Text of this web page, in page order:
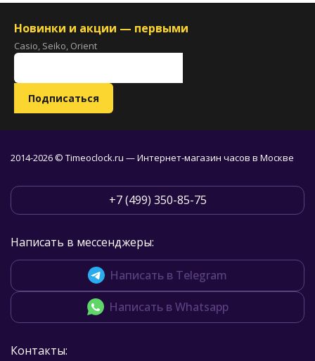
Новинки и акции — первыми
Casio, Seiko, Orient
2014-2026 © Timeoclock.ru — Интернет-магазин часов в Москве
+7 (499) 350-85-75
Написать в мессенджеры:
Написать в Telegram
Написать в Whatsapp
Контакты: